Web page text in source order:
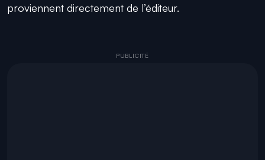
proviennent directement de l’éditeur.